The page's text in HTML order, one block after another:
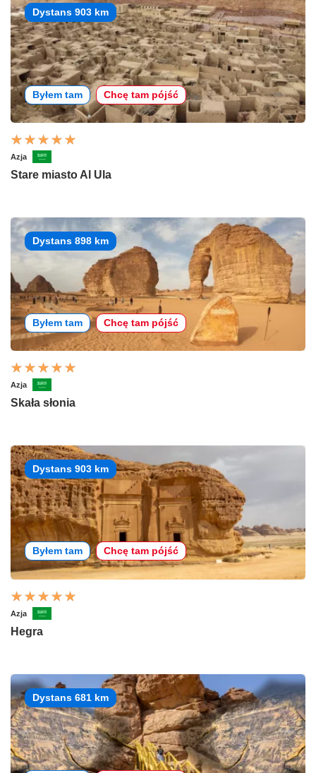
Dystans 903 km
Byłem tam Chcę tam pójść
Azja
Stare miasto Al Ula
Dystans 898 km
Byłem tam Chcę tam pójść
Azja
Skała słonia
Dystans 903 km
Byłem tam Chcę tam pójść
Azja
Hegra
Dystans 681 km